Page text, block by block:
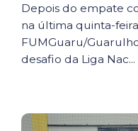
Depois do empate
na última quinta-
FUMGuaru/
desafio da Liga Nac...